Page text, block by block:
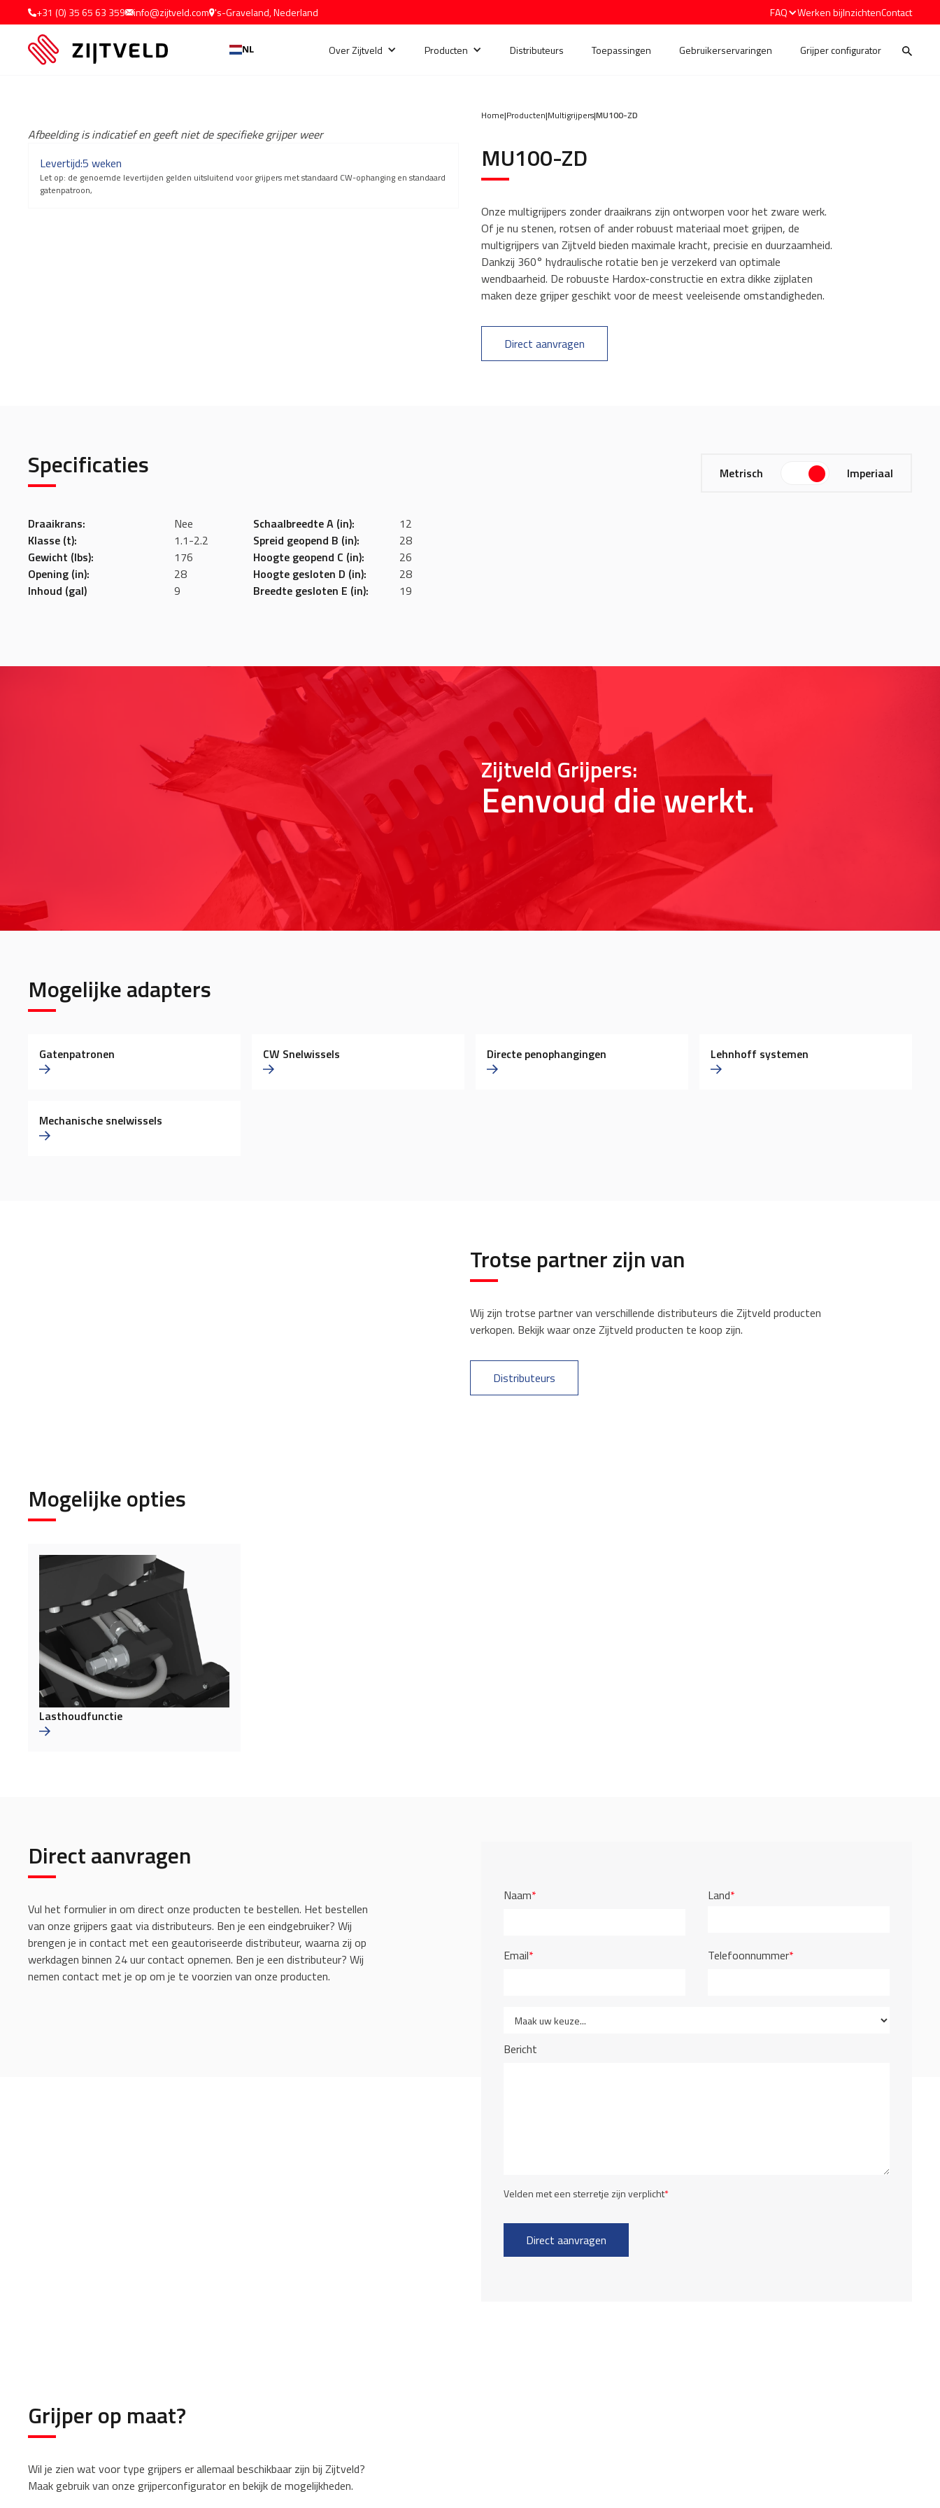
+31 (0) 35 65 63 359 info@zijtveld.com 's-Graveland, Nederland FAQ Werken bijInzichtenContact
NL Over Zijtveld Producten Distributeurs Toepassingen Gebruikerservaringen Grijper configurator
Afbeelding is indicatief en geeft niet de specifieke grijper weer
Levertijd:5 weken
Let op: de genoemde levertijden gelden uitsluitend voor grijpers met standaard CW-ophanging en standaard
gatenpatroon,
Home|Producten|Multigrijpers|MU100-ZD
MU100-ZD
Onze multigrijpers zonder draaikrans zijn ontworpen voor het zware werk.
Of je nu stenen, rotsen of ander robuust materiaal moet grijpen, de
multigrijpers van Zijtveld bieden maximale kracht, precisie en duurzaamheid.
Dankzij 360° hydraulische rotatie ben je verzekerd van optimale
wendbaarheid. De robuuste Hardox-constructie en extra dikke zijplaten
maken deze grijper geschikt voor de meest veeleisende omstandigheden.
Direct aanvragen
Specificaties Metrisch Imperiaal
Draaikrans:
Klasse (t):
Gewicht (lbs):
Opening (in):
Inhoud (gal)
Nee
1.1-2.2
176
28
9
Schaalbreedte A (in):
Spreid geopend B (in):
Hoogte geopend C (in):
Hoogte gesloten D (in):
Breedte gesloten E (in):
12
28
26
28
19
Zijtveld Grijpers:
Eenvoud die werkt.
Mogelijke adapters
Gatenpatronen CW Snelwissels Directe penophangingen Lehnhoff systemen
Mechanische snelwissels
Trotse partner zijn van
Wij zijn trotse partner van verschillende distributeurs die Zijtveld producten
verkopen. Bekijk waar onze Zijtveld producten te koop zijn.
Distributeurs
Mogelijke opties
Lasthoudfunctie
Direct aanvragen
Vul het formulier in om direct onze producten te bestellen. Het bestellen
van onze grijpers gaat via distributeurs. Ben je een eindgebruiker? Wij
brengen je in contact met een geautoriseerde distributeur, waarna zij op
werkdagen binnen 24 uur contact opnemen. Ben je een distributeur? Wij
nemen contact met je op om je te voorzien van onze producten.
Naam* Land*
Email* Telefoonnummer*
Bericht
Velden met een sterretje zijn verplicht*
Grijper op maat?
Wil je zien wat voor type grijpers er allemaal beschikbaar zijn bij Zijtveld?
Maak gebruik van onze grijperconfigurator en bekijk de mogelijkheden.